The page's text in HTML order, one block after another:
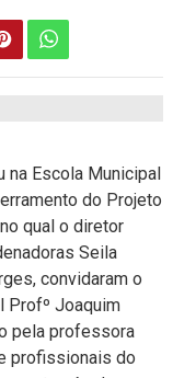
na Escola Municipal
do Projeto
qual o diretor
Seila
convidaram o
Profº Joaquim
pela professora
profissionais do